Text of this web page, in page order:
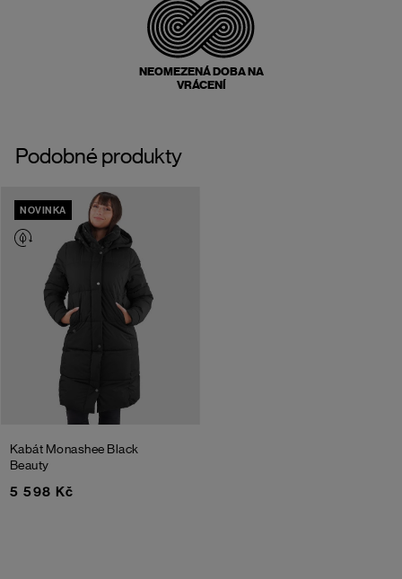
NEOMEZENÁ DOBA NA
VRÁCENÍ
Podobné produkty
NOVINKA
Kabát Monashee Black
Beauty
5 598 Kč